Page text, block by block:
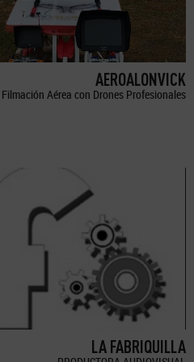
AEROALONVICK
Filmación Aérea con Drones Profesionales
LA FABRIQUILLA